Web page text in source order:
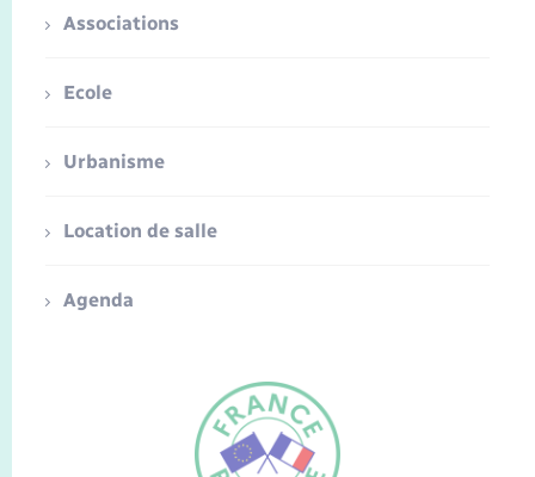
Associations
Ecole
Urbanisme
Location de salle
Agenda